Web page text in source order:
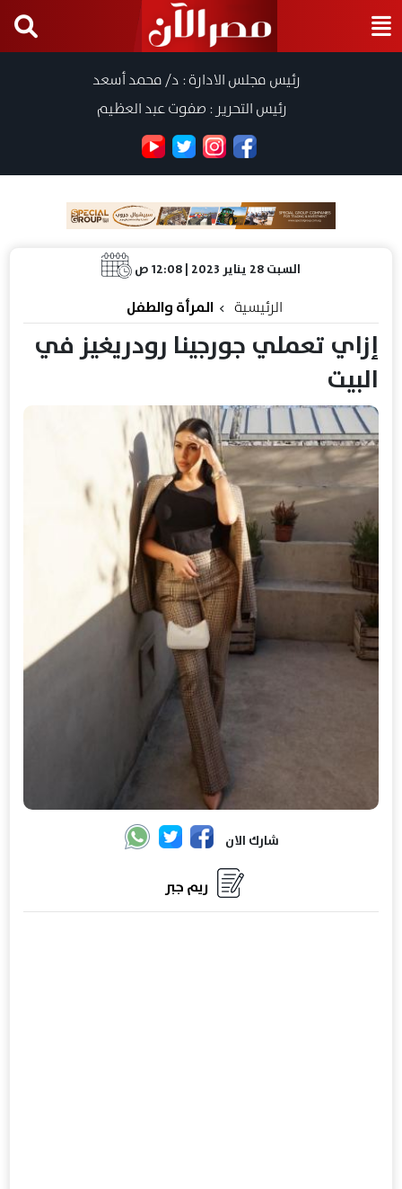
رئيس مجلس الادارة : د/ محمد أسعد
رئيس التحرير : صفوت عبد العظيم
السبت 28 يناير 2023 | 12:08 ص
الرئيسية المرأة والطفل
إزاي تعملي جورجينا رودريغيز في
البيت
شارك الان
ريم جبر